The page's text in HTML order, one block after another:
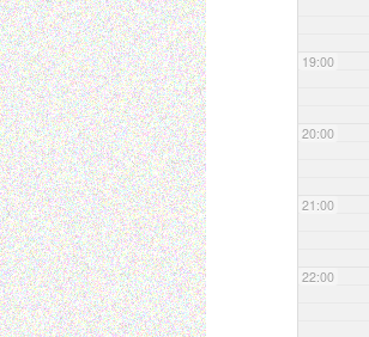
19:00
20:00
21:00
22:00